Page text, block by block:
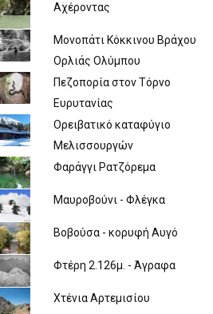
Αχέροντας
Μονοπάτι Κόκκινου Βράχου
Ορλιάς Ολύμπου
Πεζοπορία στον Τόρνο
Ευρυτανίας
Ορειβατικό καταφύγιο
Μελισσουργών
Φαράγγι Ρατζόρεμα
Μαυροβούνι - Φλέγκα
Βοβούσα - κορυφή Αυγό
Φτέρη 2.126μ. - Άγραφα
Χτένια Αρτεμισίου